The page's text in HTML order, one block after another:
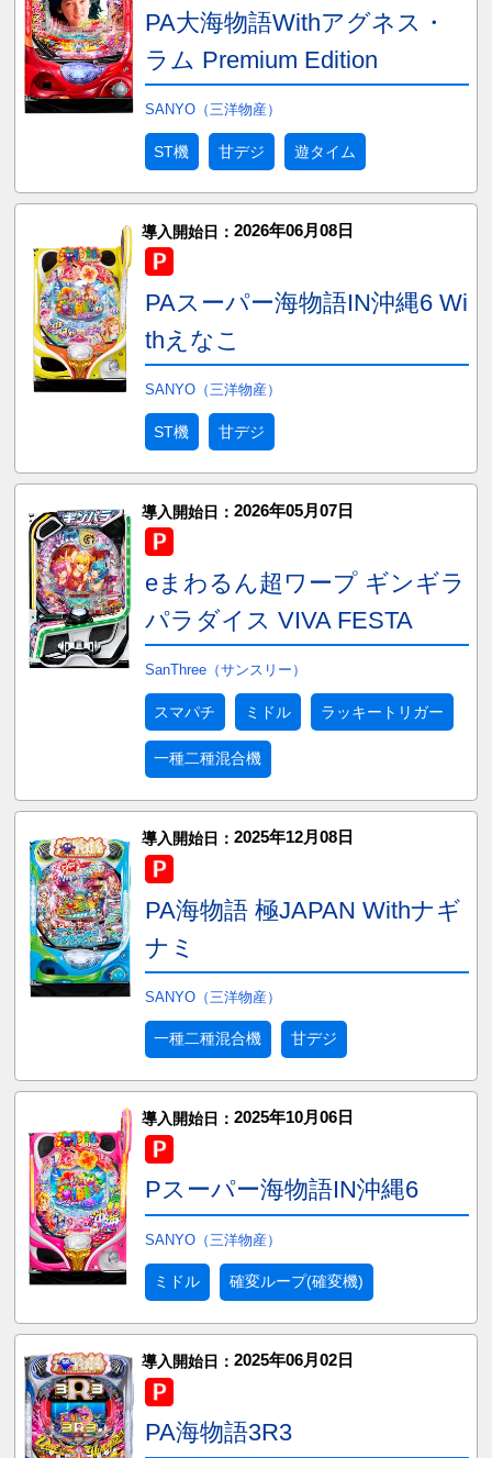
PA大海物語Withアグネス・
ラム Premium Edition
SANYO（三洋物産）
ST機 甘デジ 遊タイム
導入開始日： 2026年06月08日
PAスーパー海物語IN沖縄6 Wi
thえなこ
SANYO（三洋物産）
ST機 甘デジ
導入開始日： 2026年05月07日
eまわるん超ワープ ギンギラ
パラダイス VIVA FESTA
SanThree（サンスリー）
スマパチ ミドル ラッキートリガー
一種二種混合機
導入開始日： 2025年12月08日
PA海物語 極JAPAN Withナギ
ナミ
SANYO（三洋物産）
一種二種混合機 甘デジ
導入開始日： 2025年10月06日
Pスーパー海物語IN沖縄6
SANYO（三洋物産）
ミドル 確変ループ(確変機)
導入開始日： 2025年06月02日
PA海物語3R3